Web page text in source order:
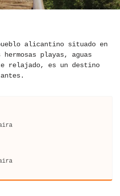
alicantino situado en
playas, aguas
relajado, es un destino